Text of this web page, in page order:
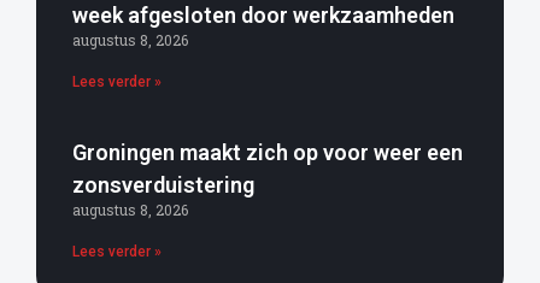
week afgesloten door werkzaamheden
augustus 8, 2026
Lees verder »
Groningen maakt zich op voor weer een
zonsverduistering
augustus 8, 2026
Lees verder »